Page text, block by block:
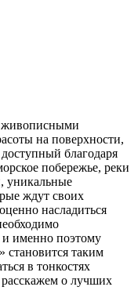
на поверхности,
благодаря
побережье, реки
уникальные
ждут своих
насладиться
и именно поэтому
» становится таким
в тонкостях
о лучших